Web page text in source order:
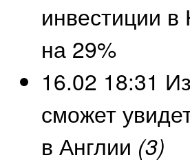
инвестиции
на 29%
16.02 18:31
сможет
в Англии (3)